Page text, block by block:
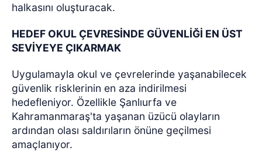
halkasını oluşturacak.
HEDEF OKUL ÇEVRESİNDE GÜVENLİĞİ EN ÜST
SEVİYEYE ÇIKARMAK
Uygulamayla okul ve çevrelerinde yaşanabilecek
güvenlik risklerinin en aza indirilmesi
hedefleniyor. Özellikle Şanlıurfa ve
Kahramanmaraş'ta yaşanan üzücü olayların
ardından olası saldırıların önüne geçilmesi
amaçlanıyor.